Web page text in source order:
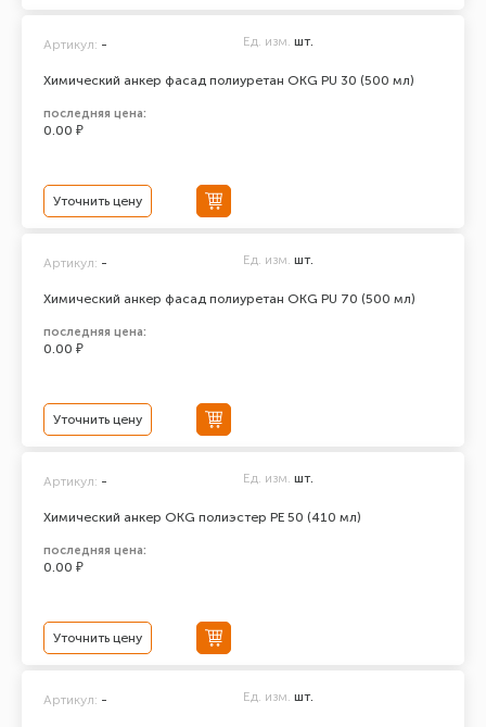
Химический анкер фасад полиуретан ОКG PU 30 (500 мл)
Артикул: - Ед. изм. шт.
последняя цена:
0.00 ₽
Уточнить цену
Химический анкер фасад полиуретан ОКG PU 70 (500 мл)
Артикул: - Ед. изм. шт.
последняя цена:
0.00 ₽
Уточнить цену
Химический анкер ОКG полиэстер РЕ 50 (410 мл)
Артикул: - Ед. изм. шт.
последняя цена:
0.00 ₽
Уточнить цену
Артикул: - Ед. изм. шт.